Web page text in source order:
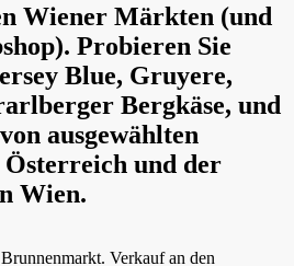
Wiener Märkten (und
Probieren Sie
Blue, Gruyere,
Bergkäse, und
ausgewählten
Österreich und der
Wien.